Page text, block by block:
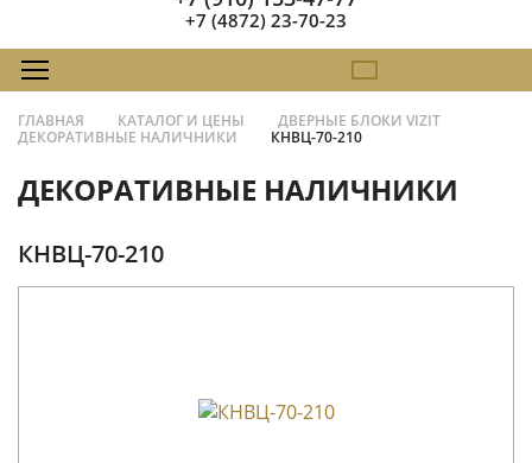
+7 (4872) 23-70-23
ГЛАВНАЯ КАТАЛОГ И ЦЕНЫ
ДВЕРНЫЕ БЛОКИ VIZIT
ДЕКОРАТИВНЫЕ НАЛИЧНИКИ
КНВЦ-70-210
ДЕКОРАТИВНЫЕ НАЛИЧНИКИ
КНВЦ-70-210